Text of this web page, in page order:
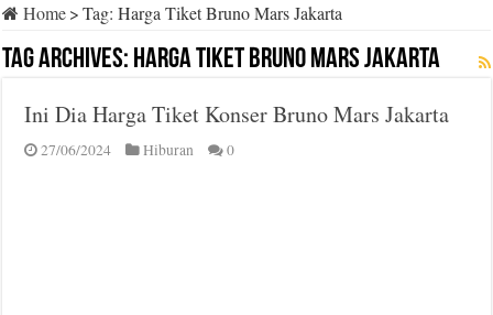
Home> Tag:Harga Tiket Bruno Mars Jakarta
Tag Archives: Harga Tiket Bruno Mars Jakarta
Ini Dia Harga Tiket Konser Bruno Mars Jakarta
27/06/2024 Hiburan 0